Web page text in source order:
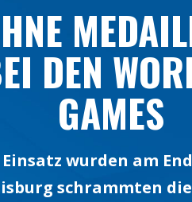
DEN
GAMES
wurden am
schrammten